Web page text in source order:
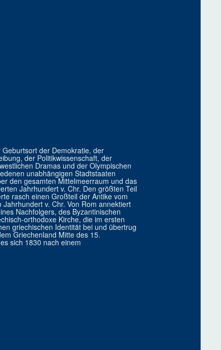
der Demokratie, der
der Politikwissenschaft, der
Dramas und der Olympischen
unabhängigen Stadtstaaten
den gesamten Mittelmeerraum und das
Jahrhundert v. Chr. Den größten Teil
rasch einen Großteil der Antike vom
v. Chr. Von Rom annektiert
Nachfolgers, des Byzantinischen
orthodoxe Kirche, die im ersten
griechischen Identität bei und übertrug
Griechenland Mitte des 15.
sich 1830 nach einem